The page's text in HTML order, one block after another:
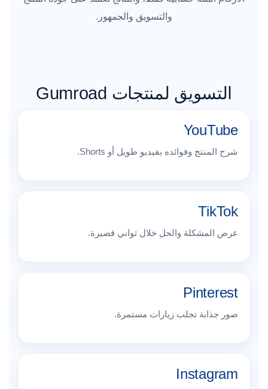
والتسويق والجمهور.
التسويق لمنتجات Gumroad
YouTube
شرح المنتج وفوائده بفيديو طويل أو Shorts.
TikTok
عرض المشكلة والحل خلال ثواني قصيرة.
Pinterest
صور جذابة تجلب زيارات مستمرة.
Instagram